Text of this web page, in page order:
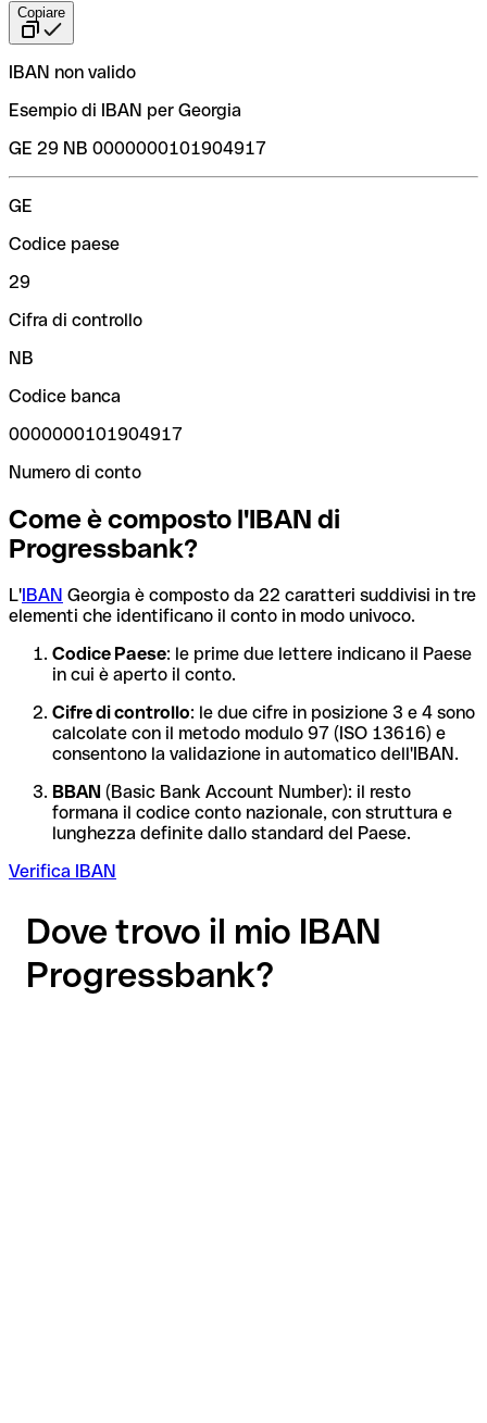
Copiare
IBAN non valido
Esempio di IBAN per Georgia
GE 29 NB 0000000101904917
GE
Codice paese
29
Cifra di controllo
NB
Codice banca
0000000101904917
Numero di conto
Come è composto l'IBAN di
Progressbank?
L'IBAN Georgia è composto da 22 caratteri suddivisi in tre
elementi che identificano il conto in modo univoco.
Codice Paese: le prime due lettere indicano il Paese
in cui è aperto il conto.
Cifre di controllo: le due cifre in posizione 3 e 4 sono
calcolate con il metodo modulo 97 (ISO 13616) e
consentono la validazione in automatico dell'IBAN.
BBAN (Basic Bank Account Number): il resto
formana il codice conto nazionale, con struttura e
lunghezza definite dallo standard del Paese.
Verifica IBAN
Dove trovo il mio IBAN
Progressbank?